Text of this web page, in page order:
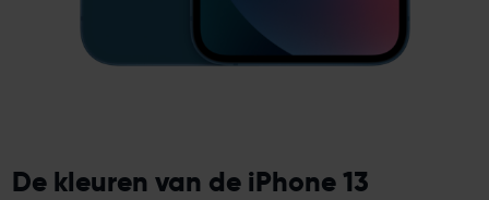
De kleuren van de iPhone 13